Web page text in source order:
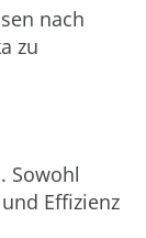
nach
zu
Sowohl
Effizienz